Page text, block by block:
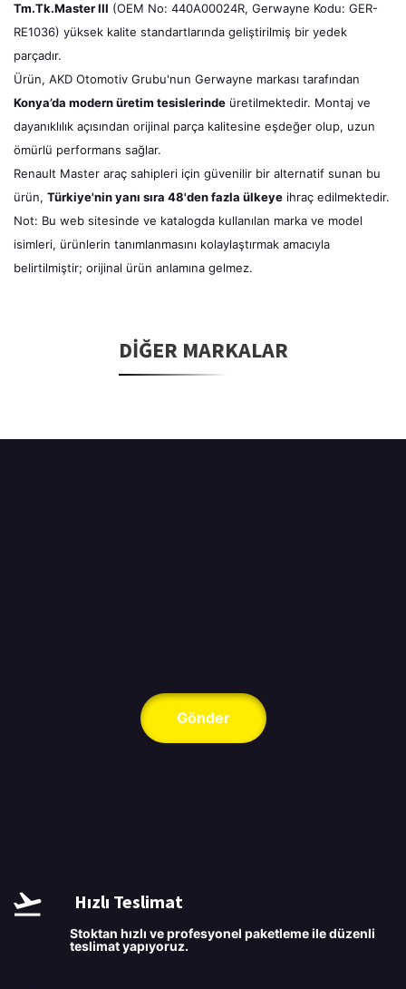
Tm.Tk.Master III (OEM No: 440A00024R, Gerwayne Kodu: GER-
RE1036) yüksek kalite standartlarında geliştirilmiş bir yedek
parçadır.
Ürün, AKD Otomotiv Grubu'nun Gerwayne markası tarafından
Konya’da modern üretim tesislerinde üretilmektedir. Montaj ve
dayanıklılık açısından orijinal parça kalitesine eşdeğer olup, uzun
ömürlü performans sağlar.
Renault Master araç sahipleri için güvenilir bir alternatif sunan bu
ürün, Türkiye'nin yanı sıra 48'den fazla ülkeye ihraç edilmektedir.
Not: Bu web sitesinde ve katalogda kullanılan marka ve model
isimleri, ürünlerin tanımlanmasını kolaylaştırmak amacıyla
belirtilmiştir; orijinal ürün anlamına gelmez.
DIĞER MARKALAR
Gönder
Hızlı Teslimat
Stoktan hızlı ve profesyonel paketleme ile düzenli
teslimat yapıyoruz.